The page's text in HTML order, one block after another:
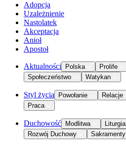
Adopcja
Uzależnienie
Nastolatek
Akceptacja
Anioł
Apostoł
Aktualności Polska Prolife
Społeczeństwo
Watykan
Styl życia Powołanie Relacje
Praca
Duchowość Modlitwa Liturgia
Rozwój Duchowy
Sakramenty